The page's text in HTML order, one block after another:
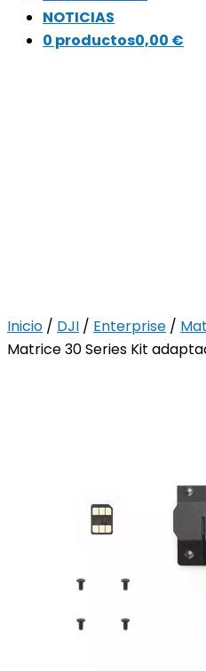
NOTICIAS
0 productos0,00 €
Inicio / DJI / Enterprise /
Matrice 30 Series Kit